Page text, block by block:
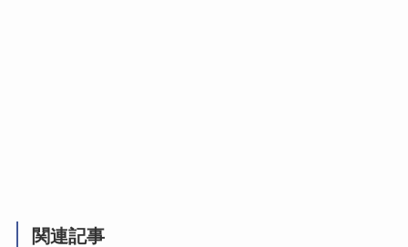
関連記事